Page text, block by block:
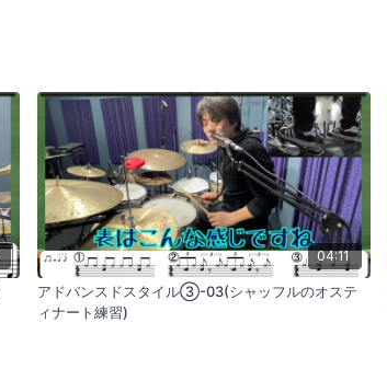
04:11
アドバンスドスタイル③-03(シャッフルのオステ
ィナート練習)